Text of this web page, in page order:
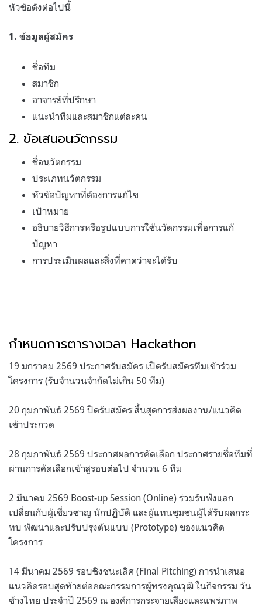
หัวข้อดังต่อไปนี้
1. ข้อมูลผู้สมัคร
ชื่อทีม
สมาชิก
อาจารย์ที่ปรึกษา
แนะนำทีมและสมาชิกแต่ละคน
2. ข้อเสนอนวัตกรรม
ชื่อนวัตกรรม
ประเภทนวัตกรรม
หัวข้อปัญหาที่ต้องการแก้ไข
เป้าหมาย
อธิบายวิธีการหรือรูปแบบการใช้นวัตกรรมเพื่อการแก้
ปัญหา
การประเมินผลและสิ่งที่คาดว่าจะได้รับ
กำหนดการตารางเวลา Hackathon
19 มกราคม 2569 ประกาศรับสมัคร เปิดรับสมัครทีมเข้าร่วม
โครงการ (รับจำนวนจำกัดไม่เกิน 50 ทีม)
20 กุมภาพันธ์ 2569 ปิดรับสมัคร สิ้นสุดการส่งผลงาน/แนวคิด
เข้าประกวด
28 กุมภาพันธ์ 2569 ประกาศผลการคัดเลือก ประกาศรายชื่อทีมที่
ผ่านการคัดเลือกเข้าสู่รอบต่อไป จำนวน 6 ทีม
2 มีนาคม 2569 Boost-up Session (Online) ร่วมรับฟังแลก
เปลี่ยนกับผู้เชี่ยวชาญ นักปฏิบัติ และผู้แทนชุมชนผู้ได้รับผลกระ
ทบ พัฒนาและปรับปรุงต้นแบบ (Prototype) ของแนวคิด
โครงการ
14 มีนาคม 2569 รอบชิงชนะเลิศ (Final Pitching) การนำเสนอ
แนวคิดรอบสุดท้ายต่อคณะกรรมการผู้ทรงคุณวุฒิ ในกิจกรรม วัน
ช้างไทย ประจำปี 2569 ณ องค์การกระจายเสียงและแพร่ภาพ